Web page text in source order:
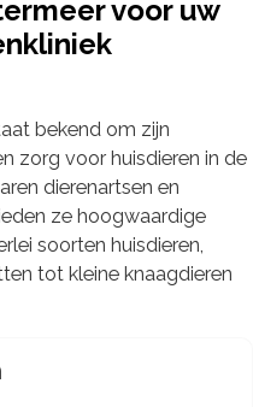
voor uw
bekend om zijn
zorg voor huisdieren in de
dierenartsen en
ze hoogwaardige
soorten huisdieren,
tot kleine knaagdieren